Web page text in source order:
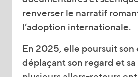
renverser le narratif
l’adoption internationale.
En 2025, elle poursuit son
déplaçant son regard et